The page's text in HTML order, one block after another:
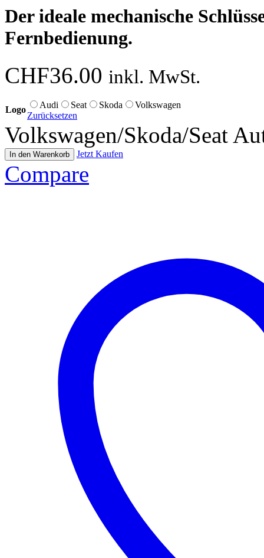
Der ideale mechanische
Fernbedienung.
CHF36.00 inkl. MwSt.
Logo Audi Seat Skoda
Volkswagen
Zurücksetzen
Volkswagen/Skoda/Seat
In den Warenkorb Jetzt Kaufen
Compare